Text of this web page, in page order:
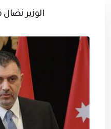
الوزير